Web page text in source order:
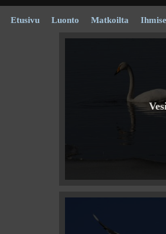
Etusivu Luonto Matkoilta